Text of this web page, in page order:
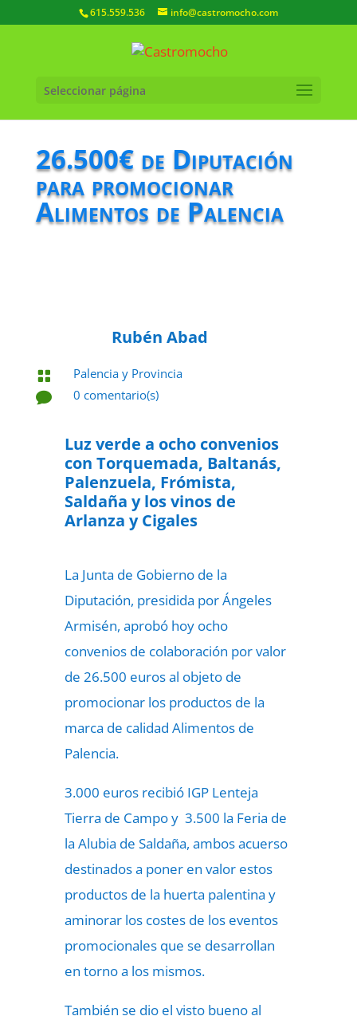
615.559.536 info@castromocho.com
Seleccionar página
26.500€ de Diputación
para promocionar
Alimentos de Palencia
Rubén Abad

Palencia y Provincia

0 comentario(s)
Luz verde a ocho convenios
con Torquemada, Baltanás,
Palenzuela, Frómista,
Saldaña y los vinos de
Arlanza y Cigales
La Junta de Gobierno de la
Diputación, presidida por Ángeles
Armisén, aprobó hoy ocho
convenios de colaboración por valor
de 26.500 euros al objeto de
promocionar los productos de la
marca de calidad Alimentos de
Palencia.
3.000 euros recibió IGP Lenteja
Tierra de Campo y 3.500 la Feria de
la Alubia de Saldaña, ambos acuerso
destinados a poner en valor estos
productos de la huerta palentina y
aminorar los costes de los eventos
promocionales que se desarrollan
en torno a los mismos.
También se dio el visto bueno al